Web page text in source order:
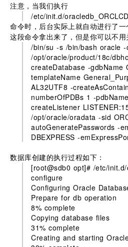
注意，当我们执行
/etc/init.d/
命令时，后台实际上就自动进行了
这段命令拿出来了，但是你可以不用
/bin/su -s /bin/bash oracle -
/opt/oracle/product/18c/
createDatabase -gdbName
templateName
AL32UTF8 -
numberOfPDBs 1 -
createListener
/opt/oracle/oradata -sid
autoGeneratePasswords -
DBEXPRESS -
数据库创建的执行过程如下：
[root@sdb0 opt]# /etc/
configure
Configuring Oracle
Prepare for db operation
8% complete
Copying database files
31% complete
Creating and starting